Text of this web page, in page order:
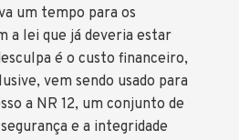
ou perturbação
a morte ou a perda ou
ou temporária, da
trabalho.”
8.213/91
um tempo para os
a lei que já deveria estar
é o custo financeiro,
vem sendo usado para
a NR 12, um conjunto de
e a integridade